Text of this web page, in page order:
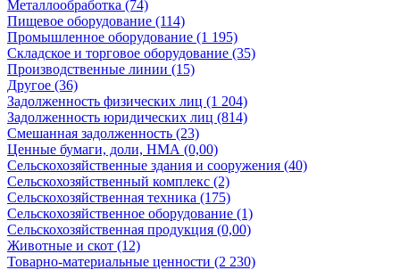
Металлообработка (74)
Пищевое оборудование (114)
Промышленное оборудование (1 195)
Складское и торговое оборудование (35)
Производственные линии (15)
Другое (36)
Задолженность физических лиц (1 204)
Задолженность юридических лиц (814)
Смешанная задолженность (23)
Ценные бумаги, доли, НМА (0,00)
Сельскохозяйственные здания и сооружения (40)
Сельскохозяйственный комплекс (2)
Сельскохозяйственная техника (175)
Сельскохозяйственное оборудование (1)
Сельскохозяйственная продукция (0,00)
Животные и скот (12)
Товарно-материальные ценности (2 230)